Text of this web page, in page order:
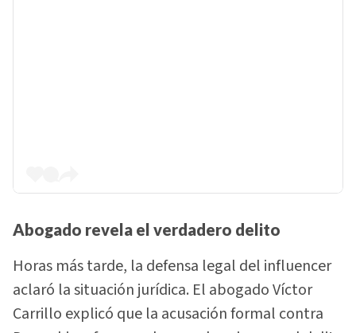
Abogado revela el verdadero delito
Horas más tarde, la defensa legal del influencer
aclaró la situación jurídica. El abogado Víctor
Carrillo explicó que la acusación formal contra